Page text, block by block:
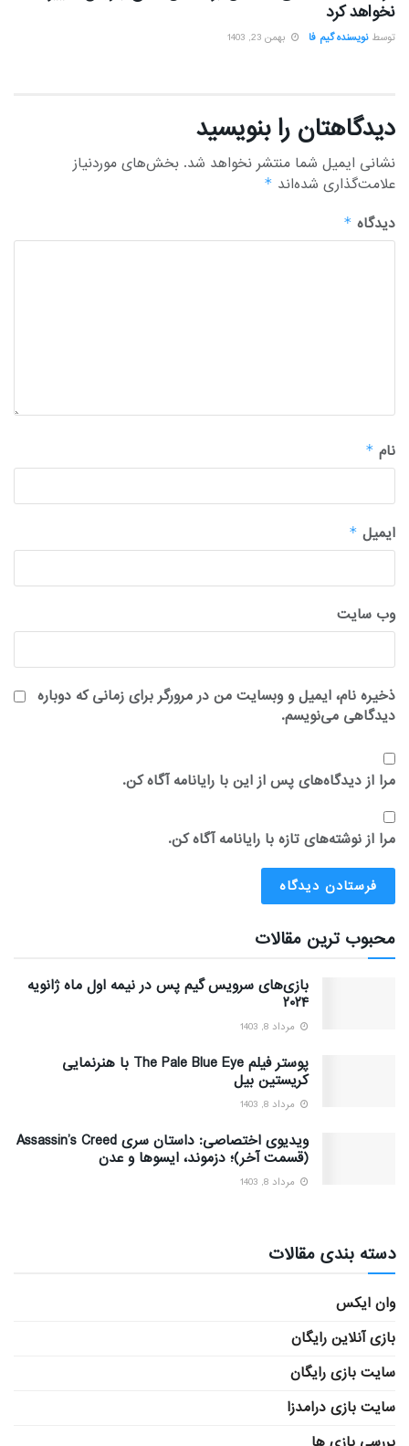
نخواهد کرد
توسط نویسنده گیم فا بهمن 23, 1403
دیدگاهتان را بنویسید
نشانی ایمیل شما منتشر نخواهد شد. بخش‌های موردنیاز
علامت‌گذاری شده‌اند *
دیدگاه *
نام *
ایمیل *
وب‌ سایت
ذخیره نام، ایمیل و وبسایت من در مرورگر برای زمانی که دوباره
دیدگاهی می‌نویسم.
مرا از دیدگاه‌های پس از این با رایانامه آگاه کن.
مرا از نوشته‌های تازه با رایانامه آگاه کن.
محبوب ترین مقالات
بازی‌های سرویس گیم پس در نیمه اول ماه ژانویه
۲۰۲۴
مرداد 8, 1403
پوستر فیلم The Pale Blue Eye با هنرنمایی
کریستین بیل
مرداد 8, 1403
ویدیوی اختصاصی: داستان سری Assassin’s Creed
(قسمت آخر)؛ دزموند، ایسوها و عدن
مرداد 8, 1403
دسته بندی مقالات
وان ایکس
بازی آنلاین رایگان
سایت بازی رایگان
سایت بازی درامدزا